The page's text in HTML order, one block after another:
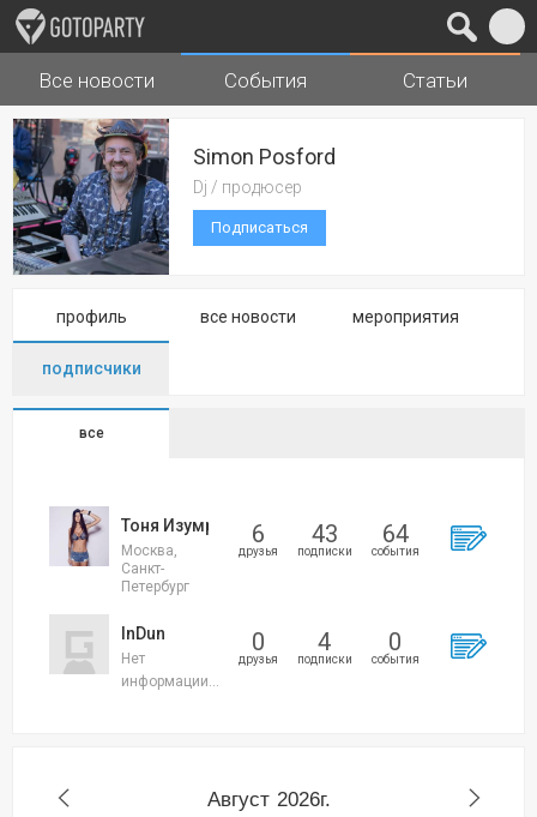
Города Музыка
Все новости События Статьи
Simon Posford
Dj / продюсер
Подписаться
профиль все новости мероприятия
подписчики
все
6
друзья
43
подписки
64
события
Тоня Изумрудова
Москва,
Санкт-
Петербург
0
друзья
4
подписки
0
события
InDun
Нет
информации...
Август 2026г.